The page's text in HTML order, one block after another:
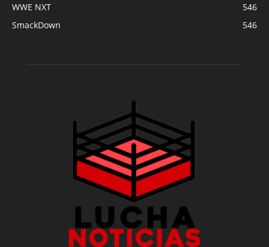
WWE NXT
546
SmackDown
546